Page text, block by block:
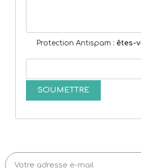
Protection Antispam : êtes-